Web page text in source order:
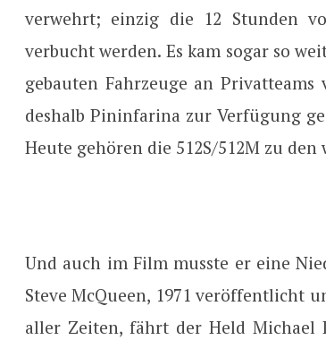
verwehrt; einzig die 12 Stunden
verbucht werden. Es kam sogar so
gebauten Fahrzeuge an
deshalb Pininfarina zur Verfügung
Heute gehören die 512S/512M zu
Und auch im Film musste er eine
Steve McQueen, 1971 veröffentlicht
aller Zeiten, fährt der Held Michael